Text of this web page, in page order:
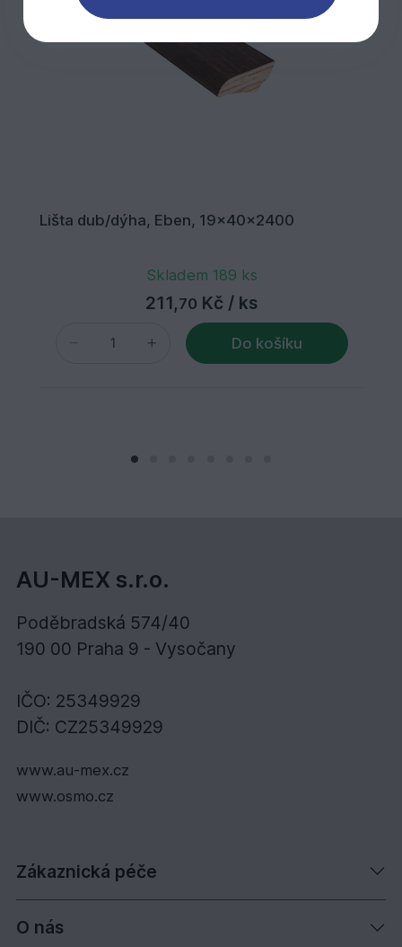
Lišta dub/dýha, Eben, 19x40x2400
Skladem 189 ks
211,70 Kč / ks
Do košíku
AU-MEX s.r.o.
Poděbradská 574/40
190 00 Praha 9 - Vysočany
IČO: 25349929
DIČ: CZ25349929
www.au-mex.cz
www.osmo.cz
Zákaznická péče
O nás